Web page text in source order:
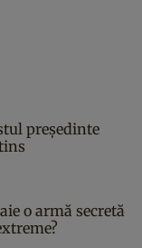
președinte
o armă secretă